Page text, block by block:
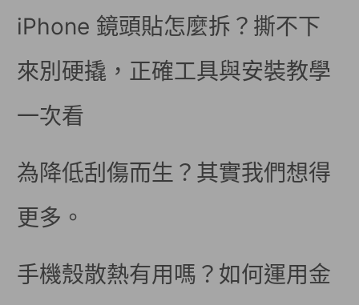
iPhone 鏡頭貼怎麼拆？撕不下
來別硬撬，正確工具與安裝教學
一次看
為降低刮傷而生？其實我們想得
更多。
手機殼散熱有用嗎？如何運用金